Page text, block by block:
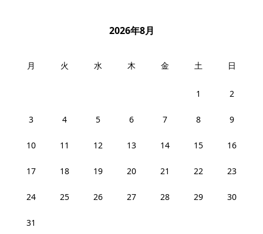
2026年8月
月 火 水 木 金 土 日
1 2
3 4 5 6 7 8 9
10 11 12 13 14 15 16
17 18 19 20 21 22 23
24 25 26 27 28 29 30
31